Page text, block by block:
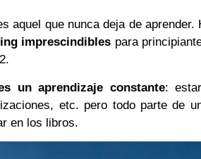
aquel que nunca deja de aprender.
imprescindibles para
un aprendizaje constante:
etc. pero todo parte de
en los libros.